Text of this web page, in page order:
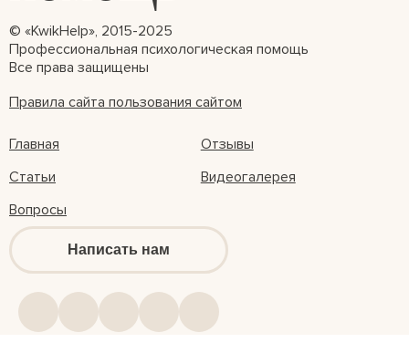
© «KwikHelp», 2015-2025
Профессиональная психологическая помощь
Все права защищены
Правила сайта пользования сайтом
Главная
Отзывы
Статьи
Видеогалерея
Вопросы
Написать нам